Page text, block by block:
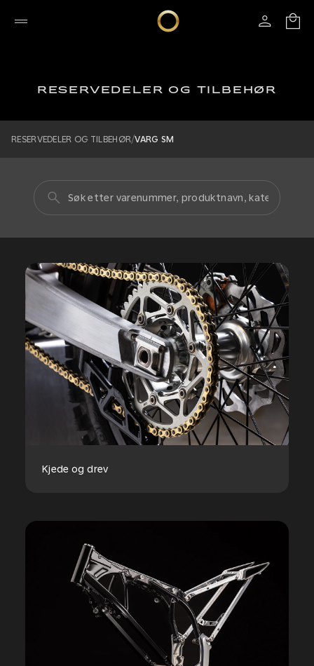
RESERVEDELER OG TILBEHØR
RESERVEDELER OG TILBEHØR/VARG SM
Kjede og drev